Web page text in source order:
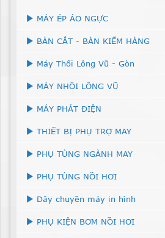
MÁY ÉP ÁO NGỰC
BÀN CẮT - BÀN KIỂM HÀNG
Máy Thổi Lông Vũ - Gòn
MÁY NHỒI LÔNG VŨ
MÁY PHÁT ĐIỆN
THIẾT BỊ PHỤ TRỢ MAY
PHỤ TÙNG NGÀNH MAY
PHỤ TÙNG NỒI HƠI
Dây chuyền máy in hình
PHỤ KIỆN BƠM NỒI HƠI